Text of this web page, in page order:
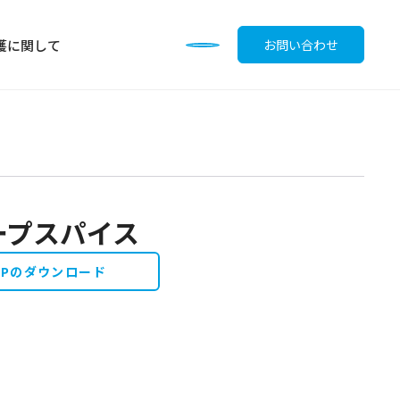
お問い合わせ
に関して
料スパイス
のダウンロード